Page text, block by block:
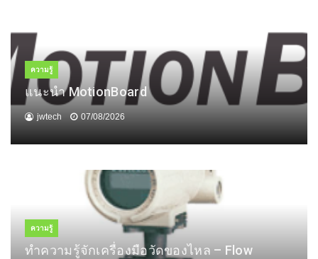
ความรู้
แนะนำ MotionBoard
jwtech 07/08/2026
ความรู้
ทำความรู้จักเครื่องมือวัดของไหล – Flow